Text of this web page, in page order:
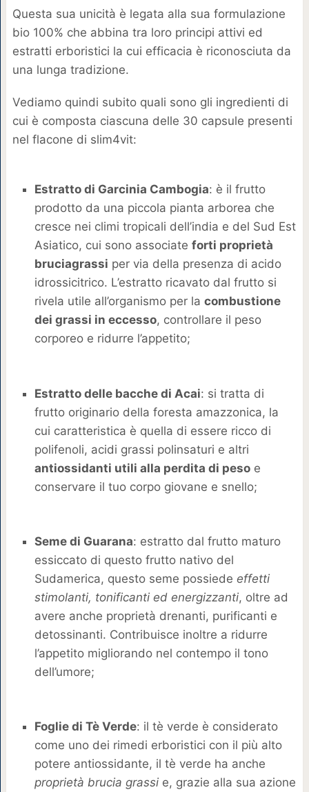
Questa sua unicità è legata alla sua formulazione
bio 100% che abbina tra loro principi attivi ed
estratti erboristici la cui efficacia è riconosciuta da
una lunga tradizione.
Vediamo quindi subito quali sono gli ingredienti di
cui è composta ciascuna delle 30 capsule presenti
nel flacone di slim4vit:
Estratto di Garcinia Cambogia: è il frutto
prodotto da una piccola pianta arborea che
cresce nei climi tropicali dell’india e del Sud Est
Asiatico, cui sono associate forti proprietà
bruciagrassi per via della presenza di acido
idrossicitrico. L’estratto ricavato dal frutto si
rivela utile all’organismo per la combustione
dei grassi in eccesso, controllare il peso
corporeo e ridurre l’appetito;
Estratto delle bacche di Acai: si tratta di
frutto originario della foresta amazzonica, la
cui caratteristica è quella di essere ricco di
polifenoli, acidi grassi polinsaturi e altri
antiossidanti utili alla perdita di pesoe
conservare il tuo corpo giovane e snello;
Seme di Guarana: estratto dal frutto maturo
essiccato di questo frutto nativo del
Sudamerica, questo seme possiede effetti
stimolanti, tonificanti ed energizzanti, oltre ad
avere anche proprietà drenanti, purificanti e
detossinanti. Contribuisce inoltre a ridurre
l’appetito migliorando nel contempo il tono
dell’umore;
Foglie di Tè Verde: il tè verde è considerato
come uno dei rimedi erboristici con il più alto
potere antiossidante, il tè verde ha anche
proprietà brucia grassie, grazie alla sua azione